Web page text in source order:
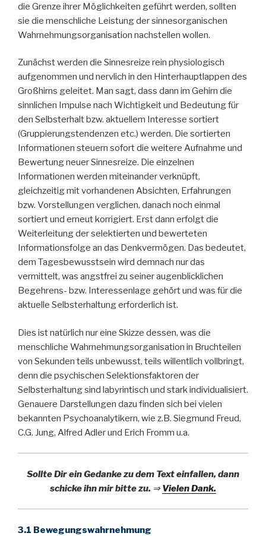
die Grenze ihrer Möglichkeiten geführt werden, sollten
sie die menschliche Leistung der sinnesorganischen
Wahrnehmungsorganisation nachstellen wollen.
Zunächst werden die Sinnesreize rein physiologisch
aufgenommen und nervlich in den Hinterhauptlappen des
Großhirns geleitet. Man sagt, dass dann im Gehirn die
sinnlichen Impulse nach Wichtigkeit und Bedeutung für
den Selbsterhalt bzw. aktuellem Interesse sortiert
(Gruppierungstendenzen etc.) werden. Die sortierten
Informationen steuern sofort die weitere Aufnahme und
Bewertung neuer Sinnesreize. Die einzelnen
Informationen werden miteinander verknüpft,
gleichzeitig mit vorhandenen Absichten, Erfahrungen
bzw. Vorstellungen verglichen, danach noch einmal
sortiert und erneut korrigiert. Erst dann erfolgt die
Weiterleitung der selektierten und bewerteten
Informationsfolge an das Denkvermögen. Das bedeutet,
dem Tagesbewusstsein wird demnach nur das
vermittelt, was angstfrei zu seiner augenblicklichen
Begehrens- bzw. Interessenlage gehört und was für die
aktuelle Selbsterhaltung erforderlich ist.
Dies ist natürlich nur eine Skizze dessen, was die
menschliche Wahrnehmungsorganisation in Bruchteilen
von Sekunden teils unbewusst, teils willentlich vollbringt,
denn die psychischen Selektionsfaktoren der
Selbsterhaltung sind labyrintisch und stark individualisiert.
Genauere Darstellungen dazu finden sich bei vielen
bekannten Psychoanalytikern, wie z.B. Siegmund Freud,
C.G. Jung, Alfred Adler und Erich Fromm u.a.
Sollte Dir ein Gedanke zu dem Text einfallen, dann
schicke ihnmirbitte zu. ⇒ Vielen Dank.
3.1 Bewegungswahrnehmung